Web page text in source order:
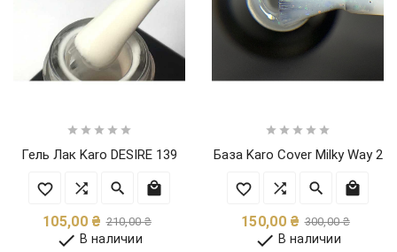
    
Гель Лак Karo DESIRE 139
105,00 ₴ 210,00 ₴
 В наличии
    
База Karo Cover Milky Way 2
150,00 ₴ 300,00 ₴
 В наличии